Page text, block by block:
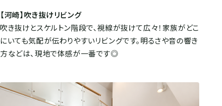
【河崎】吹き抜けリビング
吹き抜けとスケルトン階段で、視線が抜けて広々！家族がどこ
にいても気配が伝わりやすいリビングです。明るさや音の響き
方などは、現地で体感が一番です◎